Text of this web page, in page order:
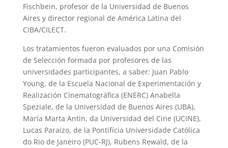
Fischbein, profesor de la Universidad de Buenos
Aires y director regional de América Latina del
CIBA/CILECT.
Los tratamientos fueron evaluados por una Comisión
de Selección formada por profesores de las
universidades participantes, a saber: Juan Pablo
Young, de la Escuela Nacional de Experimentación y
Realización Cinematográfica (ENERC) Anabella
Speziale, de la Universidad de Buenos Aires (UBA),
María Marta Antin, da Universidad del Cine (UCINE),
Lucas Paraizo, de la Pontifícia Universidade Católica
do Rio de Janeiro (PUC-RJ), Rubens Rewald, de la